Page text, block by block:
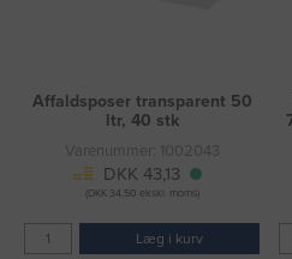
Affaldsposer transparent 50
ltr, 40 stk
Varenummer: 1002043
DKK 43,13
(DKK 34,50 ekskl. moms)
Læg i kurv